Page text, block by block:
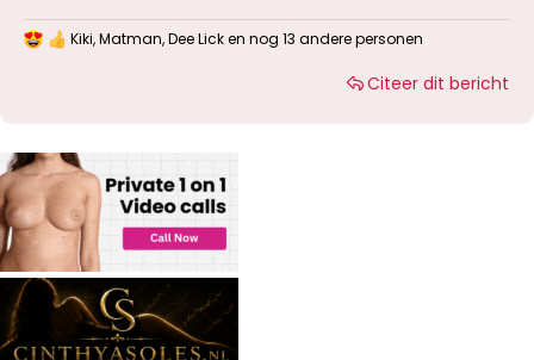
W
r
i
n
g
e
:
Kiki,Matman,Dee Licken nog 13 andere personen
Citeer dit bericht